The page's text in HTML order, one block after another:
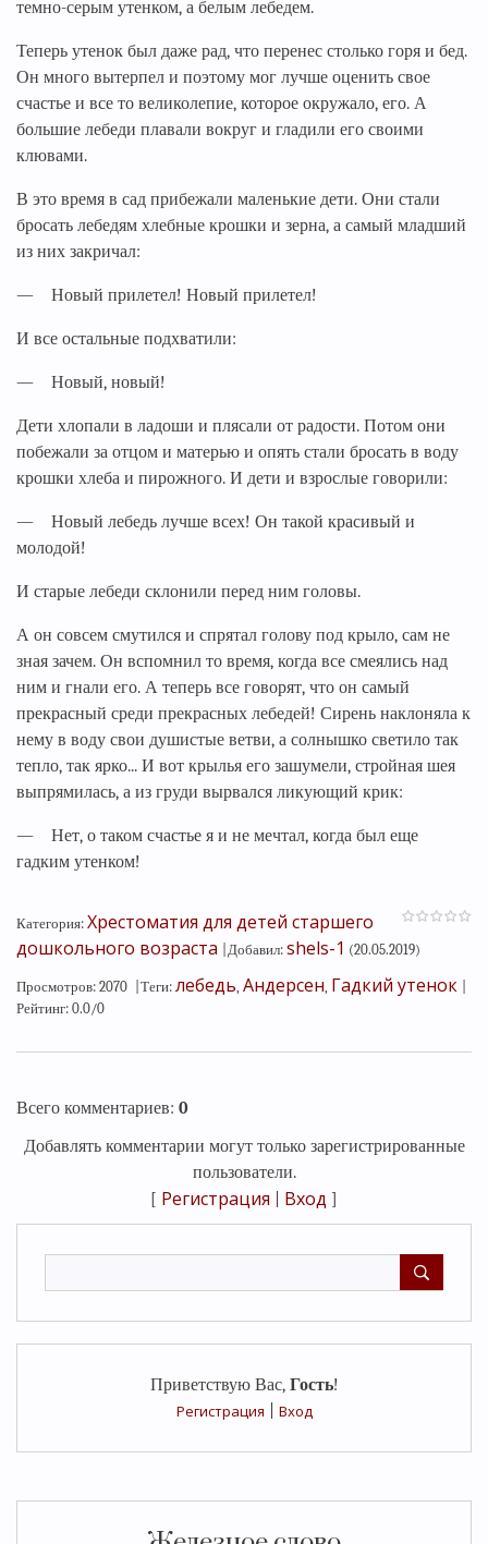
Приветствую Вас, Гость!
Регистрация
Вход
темно-серым утенком, а белым лебедем.
Теперь утенок был даже рад, что перенес столько горя и бед.
Он много вытерпел и поэтому мог лучше оценить свое
счастье и все то великолепие, которое окружало, его. А
большие лебеди плавали вокруг и гладили его своими
клювами.
В это время в сад прибежали маленькие дети. Они стали
бросать лебедям хлебные крошки и зерна, а самый младший
из них закричал:
— Новый прилетел! Новый прилетел!
И все остальные подхватили:
— Новый, новый!
Дети хлопали в ладоши и плясали от радости. Потом они
побежали за отцом и матерью и опять стали бросать в воду
крошки хлеба и пирожного. И дети и взрослые говорили:
— Новый лебедь лучше всех! Он такой красивый и
молодой!
И старые лебеди склонили перед ним головы.
А он совсем смутился и спрятал голову под крыло, сам не
зная зачем. Он вспомнил то время, когда все смеялись над
ним и гнали его. А теперь все говорят, что он самый
прекрасный среди прекрасных лебедей! Сирень наклоняла к
нему в воду свои душистые ветви, а солнышко светило так
тепло, так ярко... И вот крылья его зашумели, стройная шея
выпрямилась, а из груди вырвался ликующий крик:
— Нет, о таком счастье я и не мечтал, когда был еще
гадким утенком!
Категория: Хрестоматия для детей старшего
дошкольного возраста
Добавил: shels-1 (20.05.2019)
Просмотров: 2070 Теги: лебедь, Андерсен, Гадкий утенок
Рейтинг: 0.0/0
Всего комментариев: 0
Добавлять комментарии могут только зарегистрированные
пользователи.
[ Регистрация Вход ]